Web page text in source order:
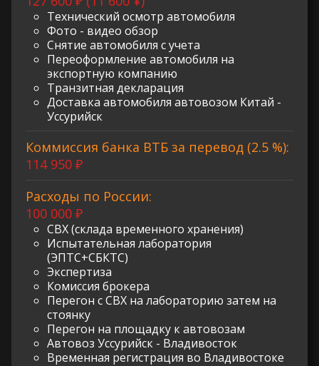
Технический осмотр автомобиля
Фото - видео обзор
Снятие автомобиля с учета
Переоформление автомобиля на
экспортную компанию
Транзитная декларация
Доставка автомобиля автовозом Китай -
Уссурийск
Коммиссия банка ВТБ за перевод (2.5 %):
114 950 ₽
Расходы по России:
100 000 ₽
СВХ (склада временного хранения)
Испытательная лаборатория
(ЭПТС+СБКТС)
Экспертиза
Комиссия брокера
Перегон с СВХ на лабораторию затем на
стоянку
Перегон на площадку к автовозам
Автовоз Уссурийск - Владивосток
Временная регистрация во Владивостоке